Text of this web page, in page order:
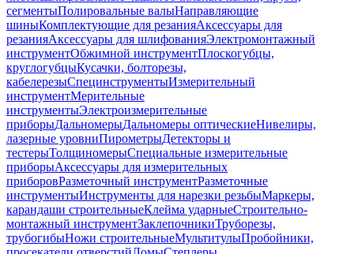
сегментыПолировальные валыНаправляющие
шиныКомплектующие для резанияАксессуары для
резанияАксессуары для шлифованияЭлектромонтажный
инструментОбжимной инструментПлоскогубцы,
круглогубцыКусачки, болторезы,
кабелерезыСпецинструментыИзмерительный
инструментМерительные
инструментыЭлектроизмерительные
приборыДальномерыДальномеры оптическиеНивелиры,
лазерные уровниПирометрыДетекторы и
тестерыТолщиномерыСпециальные измерительные
приборыАксессуары для измерительных
приборовРазметочный инструментРазметочные
инструментыИнструменты для нарезки резьбыМаркеры,
карандаши строительныеКлейма ударныеСтроительно-
монтажный инструментЗаклепочникиТруборезы,
трубогибыНожи строительныеМультитулыПробойники,